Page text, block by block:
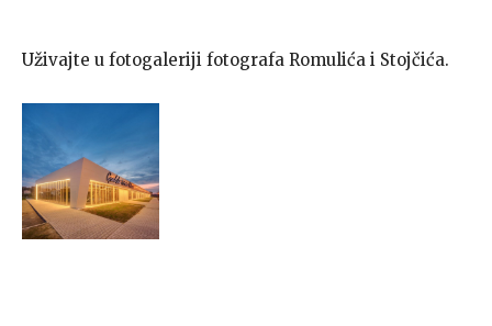
Uživajte u fotogaleriji fotografa Romulića i Stojčića.